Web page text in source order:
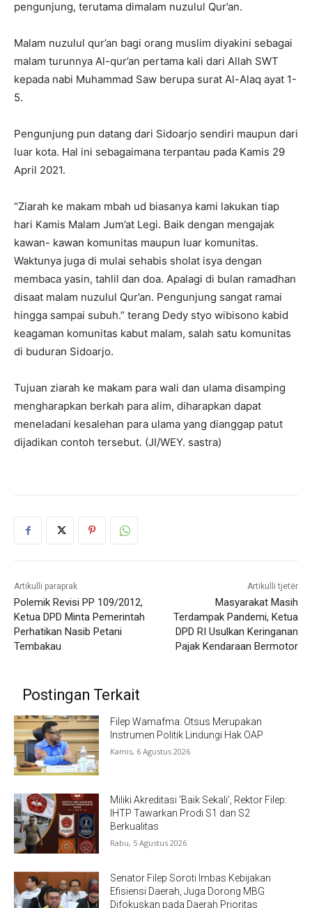
pengunjung, terutama dimalam nuzulul Qur’an.
Malam nuzulul qur’an bagi orang muslim diyakini sebagai
malam turunnya Al-qur’an pertama kali dari Allah SWT
kepada nabi Muhammad Saw berupa surat Al-Alaq ayat 1-
5.
Pengunjung pun datang dari Sidoarjo sendiri maupun dari
luar kota. Hal ini sebagaimana terpantau pada Kamis 29
April 2021.
“Ziarah ke makam mbah ud biasanya kami lakukan tiap
hari Kamis Malam Jum’at Legi. Baik dengan mengajak
kawan- kawan komunitas maupun luar komunitas.
Waktunya juga di mulai sehabis sholat isya dengan
membaca yasin, tahlil dan doa. Apalagi di bulan ramadhan
disaat malam nuzulul Qur’an. Pengunjung sangat ramai
hingga sampai subuh.” terang Dedy styo wibisono kabid
keagaman komunitas kabut malam, salah satu komunitas
di buduran Sidoarjo.
Tujuan ziarah ke makam para wali dan ulama disamping
mengharapkan berkah para alim, diharapkan dapat
meneladani kesalehan para ulama yang dianggap patut
dijadikan contoh tersebut. (JI/WEY. sastra)
Artikulli paraprak
Polemik Revisi PP 109/2012,
Ketua DPD Minta Pemerintah
Perhatikan Nasib Petani
Tembakau
Artikulli tjetër
Masyarakat Masih
Terdampak Pandemi, Ketua
DPD RI Usulkan Keringanan
Pajak Kendaraan Bermotor
Postingan Terkait
Filep Wamafma: Otsus Merupakan
Instrumen Politik Lindungi Hak OAP
Kamis, 6 Agustus 2026
Miliki Akreditasi ‘Baik Sekali’, Rektor Filep:
IHTP Tawarkan Prodi S1 dan S2
Berkualitas
Rabu, 5 Agustus 2026
Senator Filep Soroti Imbas Kebijakan
Efisiensi Daerah, Juga Dorong MBG
Difokuskan pada Daerah Prioritas